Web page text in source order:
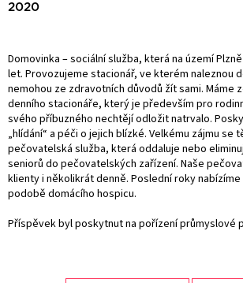
2020
Domovinka – sociální služba, která na území
let. Provozujeme stacionář, ve kterém naleznou
nemohou ze zdravotních důvodů žít sami. Máme
denního stacionáře, který je především pro
svého příbuzného nechtějí odložit natrvalo.
„hlídání“ a péči o jejich blízké. Velkému zájmu se
pečovatelská služba, která oddaluje nebo
seniorů do pečovatelských zařízení. Naše
klienty i několikrát denně. Poslední roky
podobě domácího hospicu.
Příspěvek byl poskytnut na pořízení průmyslové